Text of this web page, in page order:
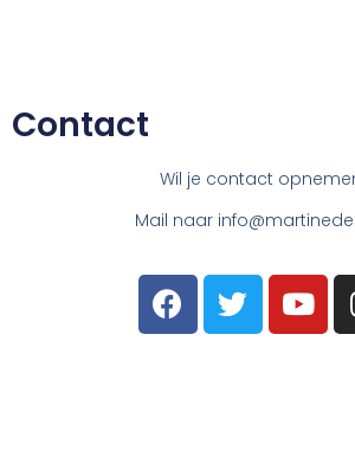
Contact
Wil je contact
Mail naar